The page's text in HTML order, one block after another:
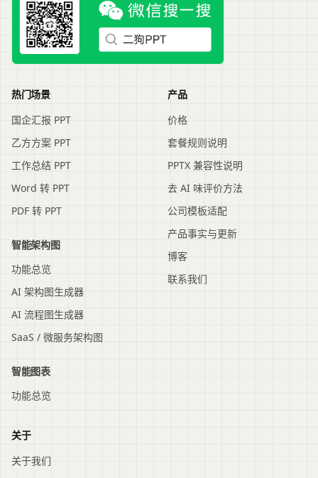
热门场景
国企汇报 PPT
乙方方案 PPT
工作总结 PPT
Word 转 PPT
PDF 转 PPT
智能架构图
功能总览
AI 架构图生成器
AI 流程图生成器
SaaS / 微服务架构图
智能图表
功能总览
产品
价格
套餐规则说明
PPTX 兼容性说明
去 AI 味评价方法
公司模板适配
产品事实与更新
博客
联系我们
关于
关于我们